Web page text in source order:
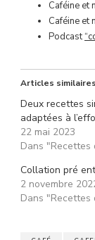
Caféine et
Caféine et
Podcast
Articles similaires
Deux recettes
adaptées à
22 mai 2023
Dans "Recettes
Collation pré
2 novembre
Dans "Recettes